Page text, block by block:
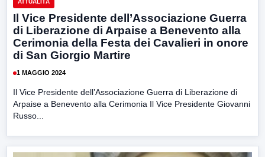
ATTUALITÀ
Il Vice Presidente dell’Associazione Guerra
di Liberazione di Arpaise a Benevento alla
Cerimonia della Festa dei Cavalieri in onore
di San Giorgio Martire
1 MAGGIO 2024
Il Vice Presidente dell’Associazione Guerra di Liberazione di
Arpaise a Benevento alla Cerimonia Il Vice Presidente Giovanni
Russo...